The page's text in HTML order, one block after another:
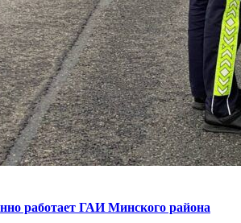
работает ГАИ Минского района